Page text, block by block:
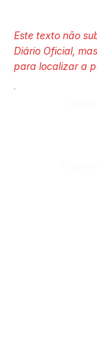
Este texto não
Diário Oficial,
para localizar a